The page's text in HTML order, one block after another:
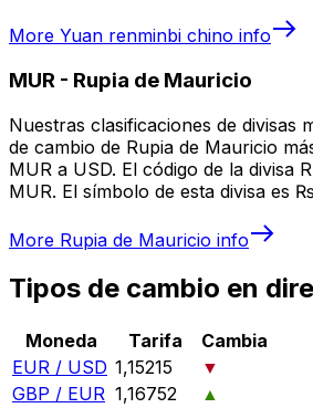
More Yuan renminbi chino info
MUR - Rupia de Mauricio
Nuestras clasificaciones de divisas
de cambio de Rupia de Mauricio
MUR a USD. El código de la divisa
MUR. El símbolo de esta divisa es
More Rupia de Mauricio info
Tipos de cambio en
Moneda Tarifa
Cambia
EUR / USD 1,15215
▼
GBP / EUR 1,16752
▲